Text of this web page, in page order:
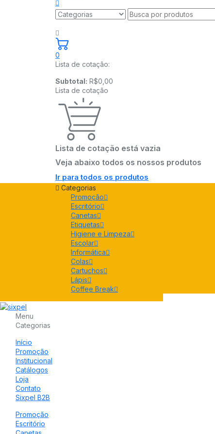
0
Lista de cotação:
Subtotal: R$0,00
Lista de cotação
Lista de cotação está vazia
Veja abaixo todos os nossos produtos
Ir para todos os produtos
Categorias
Promoção
Escritório
Canetas
Etiquetas
Higiene e Limpeza
Escolar
Informática
Colas
Cartuchos
Lápis
Coffee Break
Menu
Categorias
Início
Promoção
Institucional
Catálogos
Loja
Contato
Sixpel B2B
Promoção
Escritório